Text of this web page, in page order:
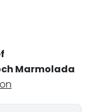
Marmolada